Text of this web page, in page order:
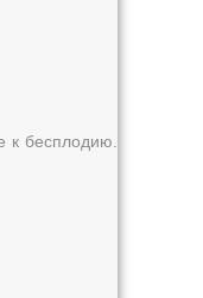
к бесплодию.